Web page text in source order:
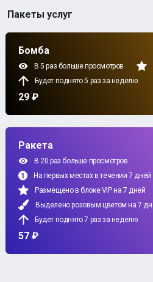
Пакеты услуг
Бомба
В 5 раз больше просмотров
Будет поднято 5 раз за неделю
29 ₽
Ракета
В 20 раз больше просмотров
На первых местах в течении 7 дней
Размещено в блоке VIP на 7 дней
Выделено розовым цветом на 7
Будет поднято 7 раз за неделю
57 ₽